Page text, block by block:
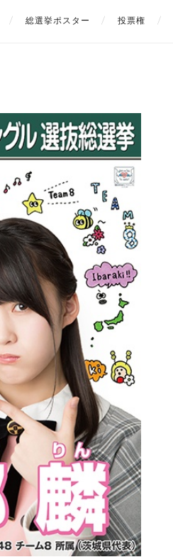
総選挙ポスター 投票権